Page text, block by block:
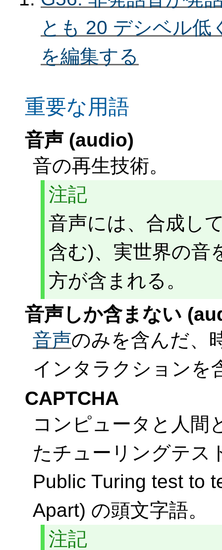
とも 20 デシベル低
を編集する
重要な用語
音声 (audio)
音の再生技術。
注記
音声には、合成し
含む)、実世界の音
方が含まれる。
音声しか含まない
音声のみを含んだ、
インタラクションを
CAPTCHA
コンピュータと人間
たチューリングテス
Public Turing test to
Apart) の頭文字語。
注記